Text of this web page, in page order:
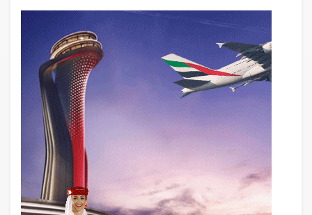
THY ve Pegasus Dünyanın En Değerli
Havayolları Arasında
6 saat önce
Fly Baghdad ABD yaptırım listesinden
çıkarıldı
7 saat önce
Elektrikli uçaklar Avrupa’da kısa rotalara
hazırlanıyor